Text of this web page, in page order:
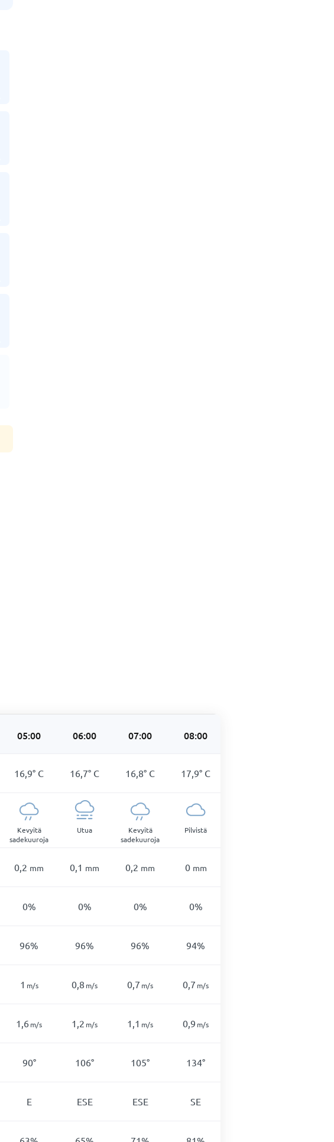
05:00 06:00 07:00 08:00
16,9° C 16,7° C 16,8° C 17,9° C
Kevyitä
sadekuuroja
Utua
Kevyitä
sadekuuroja
Pilvistä
0,2 mm 0,1 mm 0,2 mm 0 mm
0% 0% 0% 0%
96% 96% 96% 94%
1 m/s 0,8 m/s 0,7 m/s 0,7 m/s
1,6m/s 1,2 m/s 1,1 m/s 0,9 m/s
90° 106° 105° 134°
E ESE ESE SE